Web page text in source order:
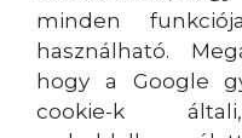
minden
használható.
hogy a Google
cookie-k